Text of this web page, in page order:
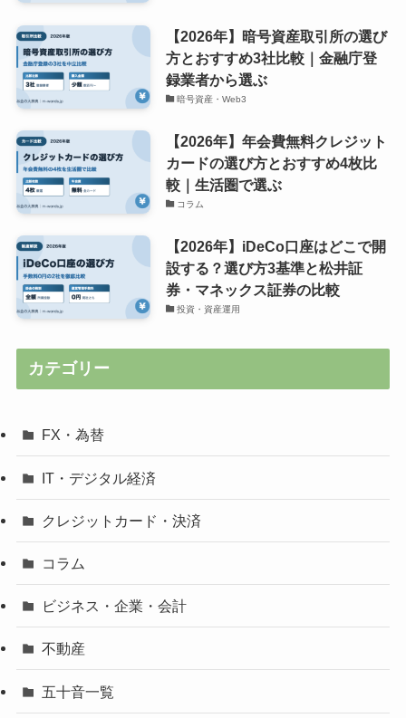
【2026年】暗号資産取引所の選び
方とおすすめ3社比較｜金融庁登
録業者から選ぶ
暗号資産・Web3
【2026年】年会費無料クレジット
カードの選び方とおすすめ4枚比
較｜生活圏で選ぶ
コラム
【2026年】iDeCo口座はどこで開
設する？選び方3基準と松井証
券・マネックス証券の比較
投資・資産運用
カテゴリー
FX・為替
IT・デジタル経済
クレジットカード・決済
コラム
ビジネス・企業・会計
不動産
五十音一覧